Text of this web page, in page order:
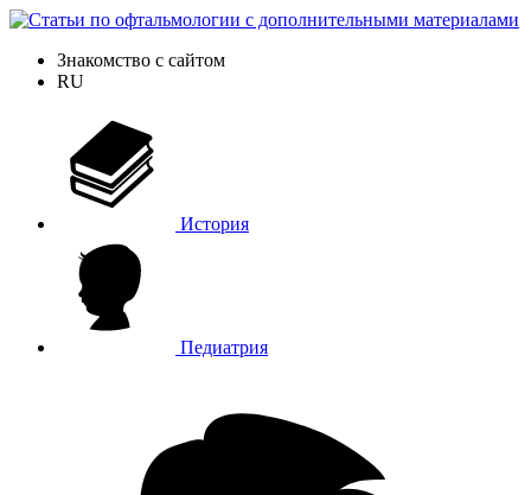
Знакомство с сайтом
RU
История
Педиатрия